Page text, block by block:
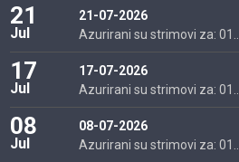
21
Jul
21-07-2026
Azurirani su strimovi za: 01....
17
Jul
17-07-2026
Azurirani su strimovi za: 01....
08
Jul
08-07-2026
Azurirani su strimovi za: 01....